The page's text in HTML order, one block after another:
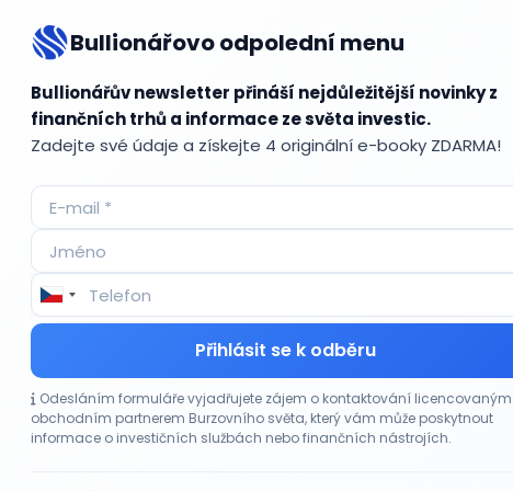
Bullionářovo odpolední menu
Bullionářův newsletter přináší nejdůležitější novinky z
finančních trhů a informace ze světa investic.
Zadejte své údaje a získejte 4 originální e-booky ZDARMA!
Přihlásit se k odběru
Odesláním formuláře vyjadřujete zájem o kontaktování licencovaným
obchodním partnerem Burzovního světa, který vám může poskytnout
informace o investičních službách nebo finančních nástrojích.
ADR
Akcie
Akcie
Akcie
Akciové
Akvizice
Alikvotní